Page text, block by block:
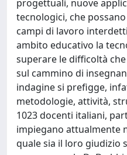
progettuali, nuove
tecnologici, che
campi di lavoro
ambito educativo la
superare le difficoltà
sul cammino di
indagine si prefigge,
metodologie, attività,
1023 docenti italiani,
impiegano attualmente
quale sia il loro giudizio